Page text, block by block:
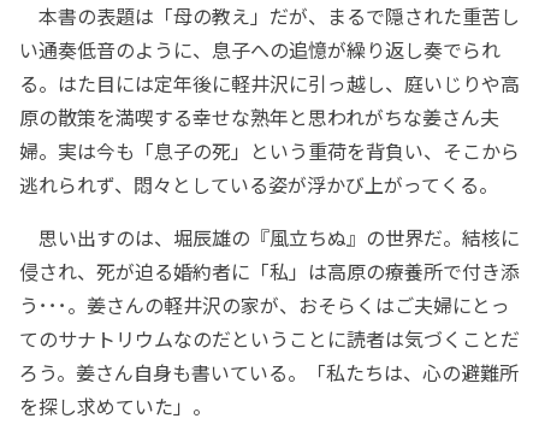
本書の表題は「母の教え」だが、まるで隠された重苦し
い通奏低音のように、息子への追憶が繰り返し奏でられ
る。はた目には定年後に軽井沢に引っ越し、庭いじりや高
原の散策を満喫する幸せな熟年と思われがちな姜さん夫
婦。実は今も「息子の死」という重荷を背負い、そこから
逃れられず、悶々としている姿が浮かび上がってくる。
思い出すのは、堀辰雄の『風立ちぬ』の世界だ。結核に
侵され、死が迫る婚約者に「私」は高原の療養所で付き添
う･･･。姜さんの軽井沢の家が、おそらくはご夫婦にとっ
てのサナトリウムなのだということに読者は気づくことだ
ろう。姜さん自身も書いている。「私たちは、心の避難所
を探し求めていた」。